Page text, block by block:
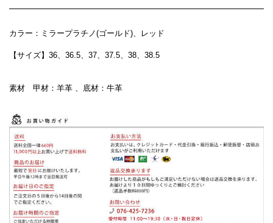
カラー：ミラープラチノ(ゴールド)、レッド
【サイズ】36、36.5、37、37.5、38、38.5
素材 甲材：羊革 、底材：牛革